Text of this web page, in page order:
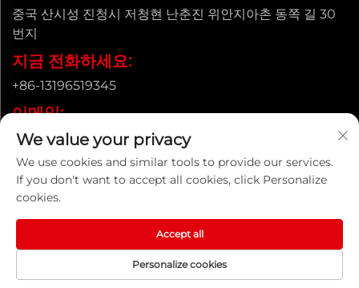
중국 산시성 진청시 저청현 난춘진 위안지아촌 동쪽 길 30
번지
지금 전화하세요:
+86-13196519345
이메일:
[email protected]
저작권 © 산시 융통 주철관 유한회사 모든 권리 보유 |
We value your privacy
We use cookies and similar tools to provide our services.
If you don't want to accept all cookies, click Personalize
cookies.
Personalize cookies
Accept all